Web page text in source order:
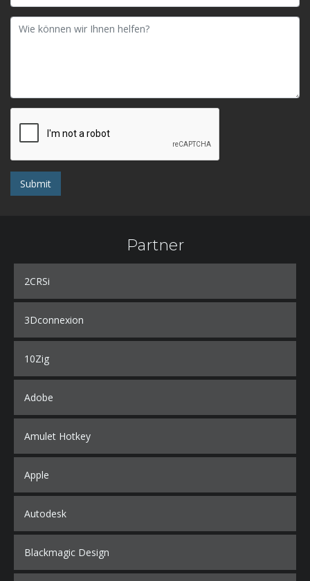
Submit
Partner
2CRSi
3Dconnexion
10Zig
Adobe
Amulet Hotkey
Apple
Autodesk
Blackmagic Design